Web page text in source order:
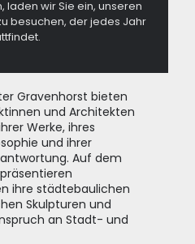
laden wir Sie ein, unseren
besuchen, der jedes Jahr
Gravenhorst bieten
und Architekten
Werke, ihres
und ihrer
Auf dem
ihre städtebaulichen
Skulpturen und
an Stadt- und